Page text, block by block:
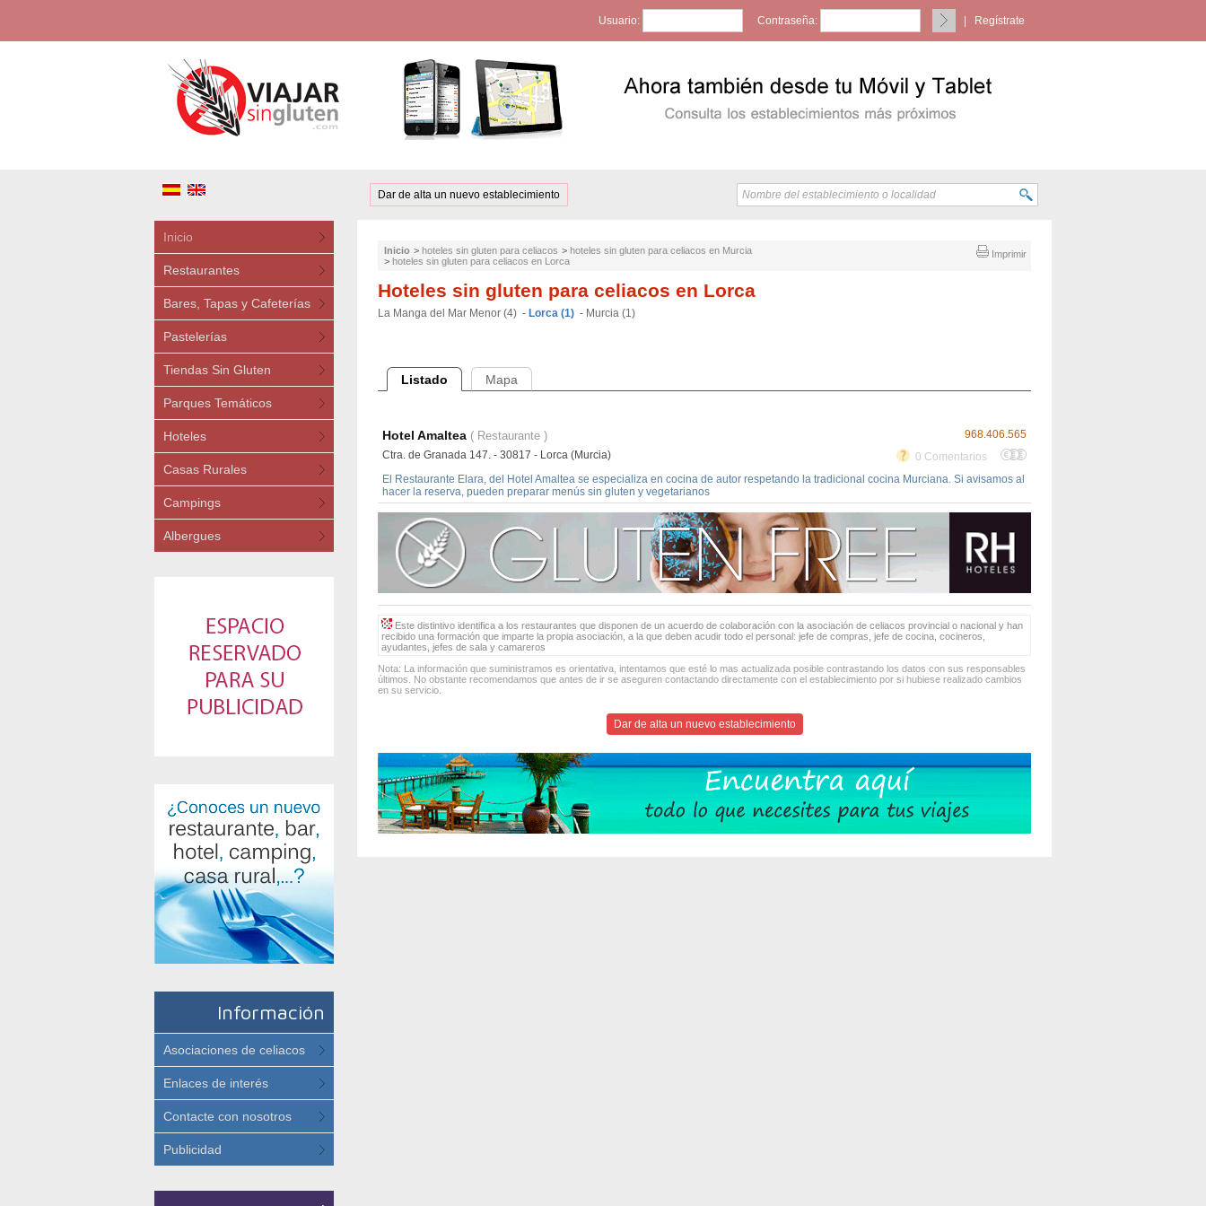
Usuario: Contraseña: Regístrate
Dar de alta un nuevo establecimiento
Inicio
Restaurantes
Bares, Tapas y Cafeterías
Pastelerías
Tiendas Sin Gluten
Parques Temáticos
Hoteles
Casas Rurales
Campings
Albergues
Información
Asociaciones de celiacos
Enlaces de interés
Contacte con nosotros
Publicidad
Imprimir
Inicio > hoteles sin gluten para celiacos > hoteles sin gluten para celiacos en Murcia
> hoteles sin gluten para celiacos en Lorca
Hoteles sin gluten para celiacos en Lorca
La Manga del Mar Menor (4) - Lorca (1) - Murcia (1)
Listado Mapa
968.406.565
Hotel Amaltea ( Restaurante )
0 Comentarios
Ctra. de Granada 147. - 30817 - Lorca (Murcia)
El Restaurante Elara, del Hotel Amaltea se especializa en cocina de autor respetando la tradicional cocina Murciana. Si avisamos al
hacer la reserva, pueden preparar menús sin gluten y vegetarianos
Este distintivo identifica a los restaurantes que disponen de un acuerdo de colaboración con la asociación de celiacos provincial o nacional y han
recibido una formación que imparte la propia asociación, a la que deben acudir todo el personal: jefe de compras, jefe de cocina, cocineros,
ayudantes, jefes de sala y camareros
Nota: La información que suministramos es orientativa, intentamos que esté lo mas actualizada posible contrastando los datos con sus responsables
últimos. No obstante recomendamos que antes de ir se aseguren contactando directamente con el establecimiento por si hubiese realizado cambios
en su servicio.
Dar de alta un nuevo establecimiento